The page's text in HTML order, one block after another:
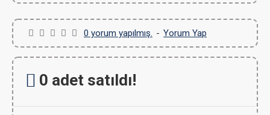
0 yorum yapılmış. - Yorum Yap
0 adet satıldı!